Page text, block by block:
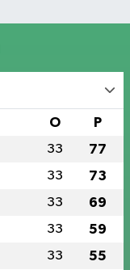
O P
33 77
33 73
33 69
33 59
33 55